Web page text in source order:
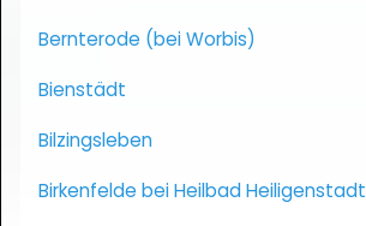
Bernterode (bei Worbis)
Bienstädt
Bilzingsleben
Birkenfelde bei Heilbad Heiligenstadt